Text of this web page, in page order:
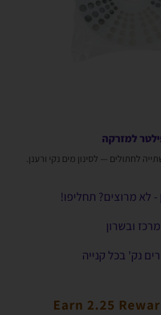
למזרקה
לחתולים — לסינון מים נקי ורענן.
- לא מרוצים? תחליפו!
ובשרון
Earn 2.25